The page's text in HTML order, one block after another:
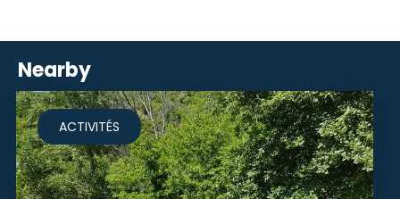
Nearby
ACTIVITÉS